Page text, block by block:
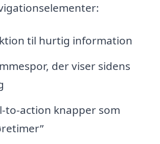
til hurtig information
der viser sidens
to-action knapper som